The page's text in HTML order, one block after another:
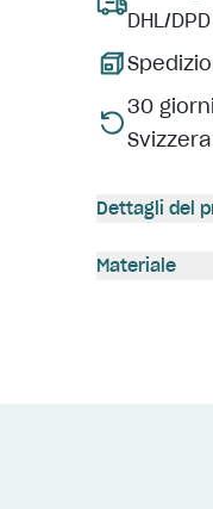
DHL/DPD
30
Dettagli del
Materiale